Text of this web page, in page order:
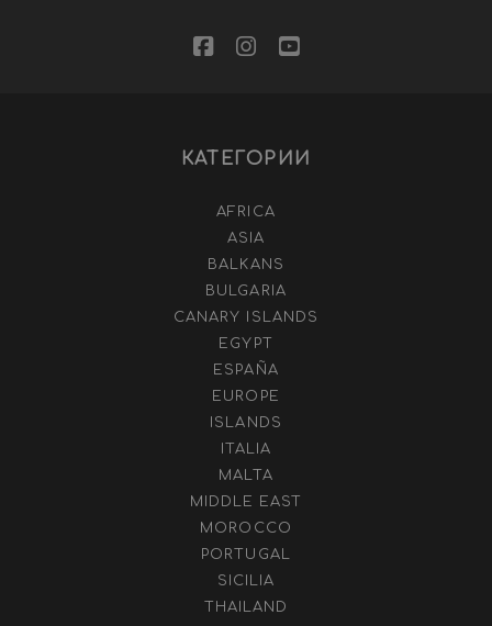
СТРАНИЦИ
facebook
instagram
youtube
КАТЕГОРИИ
AFRICA
ASIA
BALKANS
BULGARIA
CANARY ISLANDS
EGYPT
ESPAÑA
EUROPE
ISLANDS
ITALIA
MALTA
MIDDLE EAST
MOROCCO
PORTUGAL
SICILIA
THAILAND